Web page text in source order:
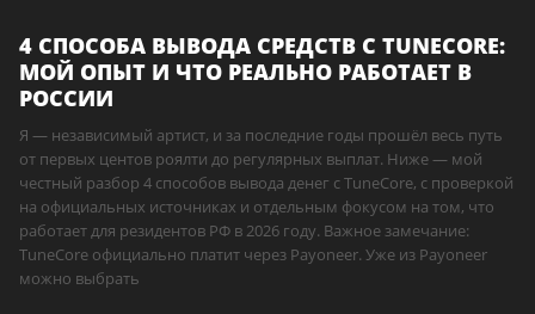
4 СПОСОБА ВЫВОДА СРЕДСТВ С TUNECORE:
МОЙ ОПЫТ И ЧТО РЕАЛЬНО РАБОТАЕТ В
РОССИИ
Я — независимый артист, и за последние годы прошёл весь путь
от первых центов роялти до регулярных выплат. Ниже — мой
честный разбор 4 способов вывода денег с TuneCore, с проверкой
на официальных источниках и отдельным фокусом на том, что
работает для резидентов РФ в 2026 году. Важное замечание:
TuneCore официально платит через Payoneer. Уже из Payoneer
можно выбрать